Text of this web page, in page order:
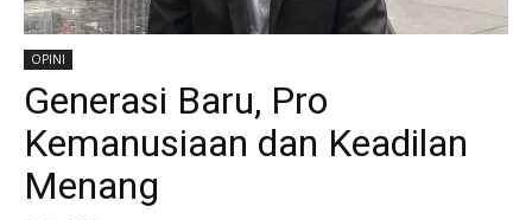
OPINI
Generasi Baru, Pro
Kemanusiaan dan Keadilan
Menang